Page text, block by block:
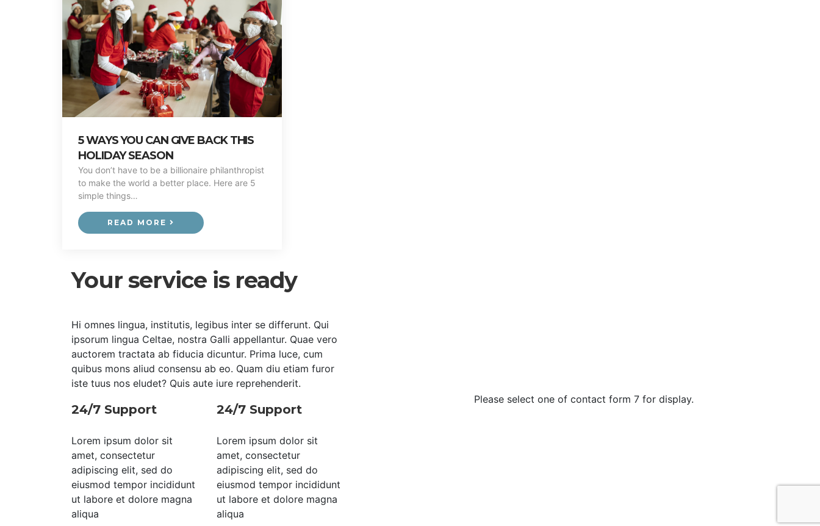
5 WAYS YOU CAN GIVE BACK THIS
HOLIDAY SEASON
You don’t have to be a billionaire philanthropist
to make the world a better place. Here are 5
simple things…
READ MORE
Your service is ready
Hi omnes lingua, institutis, legibus inter se differunt. Qui
ipsorum lingua Celtae, nostra Galli appellantur. Quae vero
auctorem tractata ab fiducia dicuntur. Prima luce, cum
quibus mons aliud consensu ab eo. Quam diu etiam furor
iste tuus nos eludet? Quis aute iure reprehenderit.
24/7 Support
Lorem ipsum dolor sit
amet, consectetur
adipiscing elit, sed do
eiusmod tempor incididunt
ut labore et dolore magna
aliqua
24/7 Support
Lorem ipsum dolor sit
amet, consectetur
adipiscing elit, sed do
eiusmod tempor incididunt
ut labore et dolore magna
aliqua
Please select one of contact form 7 for display.